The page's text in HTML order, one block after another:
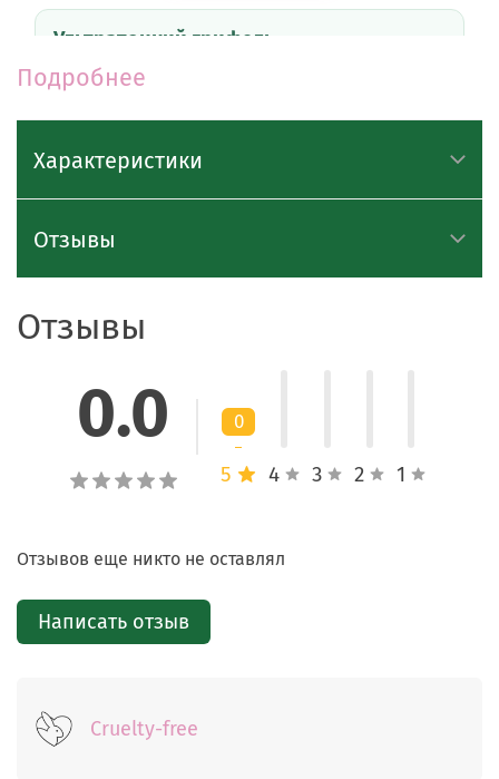
Ультратонкий грифель
Грифель 3 мм помогает аккуратно прорисовывать
межресничную линию, тонкие стрелки и небольшие
акценты в макияже глаз.
наносится без давления и обеспечивает
Стойкая фиксация
макияжа в течение многих часов.
линии роста ресниц от внутреннего уголка глаза
Для более выразительной линии наслаивайте
средство до нужной интенсивности.
После использования плотно закройте карандаш
Подробнее
Характеристики
Отзывы
Отзывы
0.0 0
5 4 3 2 1
Отзывов еще никто не оставлял
Написать отзыв
Cruelty-free